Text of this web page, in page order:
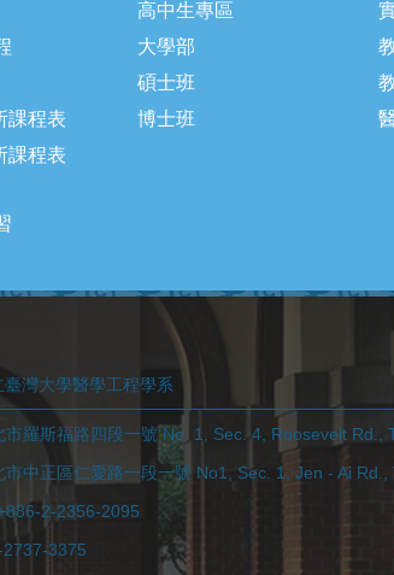
課程表
課程表
高中生專區
大學部
碩士班
博士班
灣大學醫學工程學系
羅斯福路四段一號 No. 1, Sec. 4, Roosevelt Rd.,
區仁愛路一段一號 No1, Sec. 1, Jen - Ai Rd.,
2-2356-2095
3375